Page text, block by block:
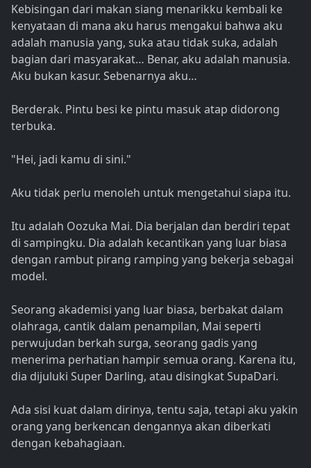
Kebisingan dari makan siang menarikku kembali ke
kenyataan di mana aku harus mengakui bahwa aku
adalah manusia yang, suka atau tidak suka, adalah
bagian dari masyarakat… Benar, aku adalah manusia.
Aku bukan kasur. Sebenarnya aku…
Berderak. Pintu besi ke pintu masuk atap didorong
terbuka.
"Hei, jadi kamu di sini."
Aku tidak perlu menoleh untuk mengetahui siapa itu.
Itu adalah Oozuka Mai. Dia berjalan dan berdiri tepat
di sampingku. Dia adalah kecantikan yang luar biasa
dengan rambut pirang ramping yang bekerja sebagai
model.
Seorang akademisi yang luar biasa, berbakat dalam
olahraga, cantik dalam penampilan, Mai seperti
perwujudan berkah surga, seorang gadis yang
menerima perhatian hampir semua orang. Karena itu,
dia dijuluki Super Darling, atau disingkat SupaDari.
Ada sisi kuat dalam dirinya, tentu saja, tetapi aku yakin
orang yang berkencan dengannya akan diberkati
dengan kebahagiaan.